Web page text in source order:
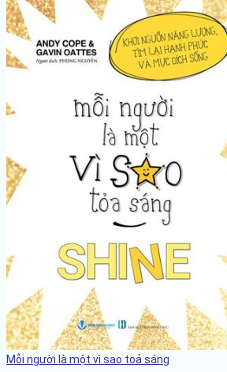
Mỗi người là một vì sao toả sáng